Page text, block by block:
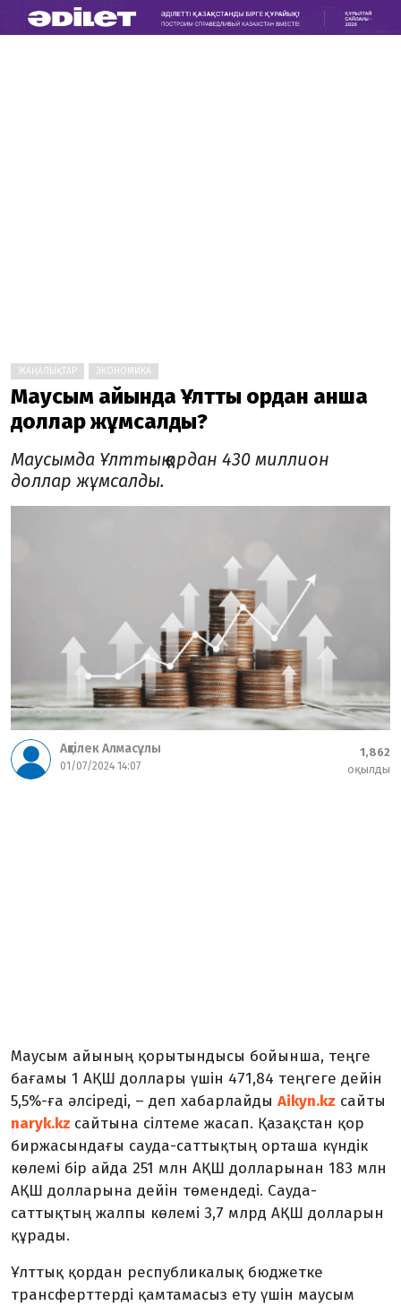
ЖАҢАЛЫҚТАР ЭКОНОМИКА
Маусым айында Ұлттық қордан қанша
доллар жұмсалды?
Маусымда Ұлттық қордан 430 миллион
доллар жұмсалды.
Ақтілек Алмасұлы
01/07/2024 14:07
1,862
оқылды
Маусым айының қорытындысы бойынша, теңге
бағамы 1 АҚШ доллары үшін 471,84 теңгеге дейін
5,5%-ға әлсіреді, – деп хабарлайды Aikyn.kz сайты
naryk.kz сайтына сілтеме жасап. Қазақстан қор
биржасындағы сауда-саттықтың орташа күндік
көлемі бір айда 251 млн АҚШ долларынан 183 млн
АҚШ долларына дейін төмендеді. Сауда-
саттықтың жалпы көлемі 3,7 млрд АҚШ долларын
құрады.
Ұлттық қордан республикалық бюджетке
трансферттерді қамтамасыз ету үшін маусым